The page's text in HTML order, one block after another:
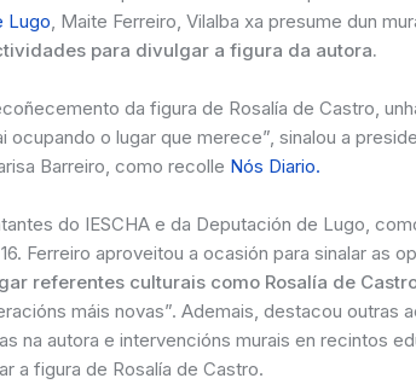
Lugo, Maite Ferreiro, Vilalba xa presume dun
para divulgar a figura da autora.
da figura de Rosalía de Castro,
o lugar que merece”, sinalou a
Barreiro, como recolle Nós Diario.
do IESCHA e da Deputación de Lugo,
Ferreiro aproveitou a ocasión para sinalar as
referentes culturais como Rosalía de
máis novas”. Ademais, destacou outras
na autora e intervencións murais en recintos
a figura de Rosalía de Castro.